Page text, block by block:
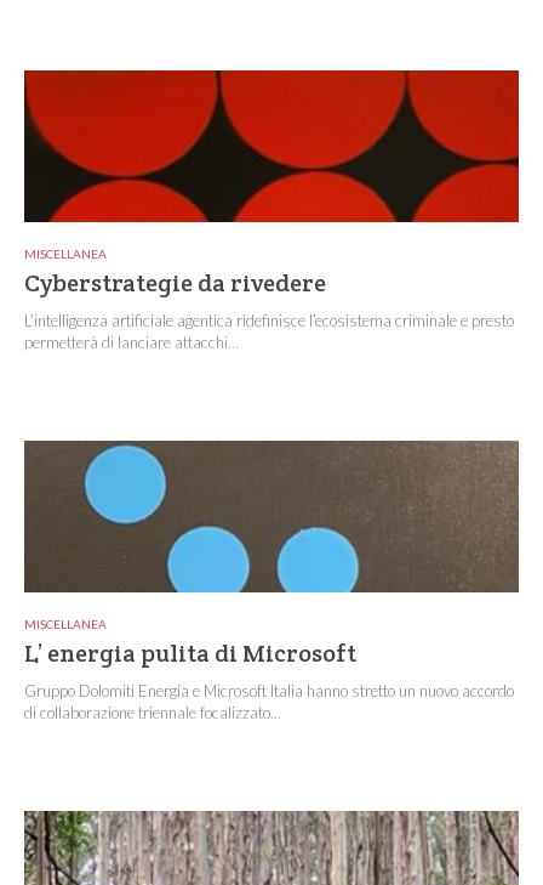
MISCELLANEA
Cyberstrategie da rivedere
L’intelligenza artificiale agentica ridefinisce l’ecosistema criminale e presto
permetterà di lanciare attacchi...
MISCELLANEA
L’ energia pulita di Microsoft
Gruppo Dolomiti Energia e Microsoft Italia hanno stretto un nuovo accordo
di collaborazione triennale focalizzato...